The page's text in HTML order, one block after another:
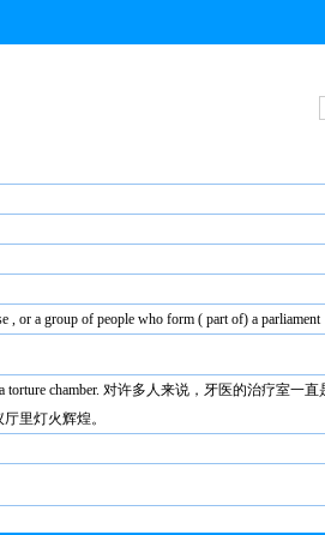
, or a group of people who form ( part of) a parliament
a torture chamber. 对许多人来说，牙医的治疗室一直
厅里灯火辉煌。